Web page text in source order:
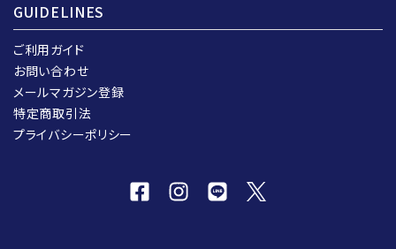
GUIDELINES
ご利用ガイド
お問い合わせ
メールマガジン登録
特定商取引法
プライバシーポリシー